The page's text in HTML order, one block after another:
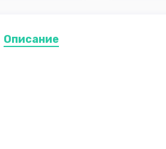
Описание